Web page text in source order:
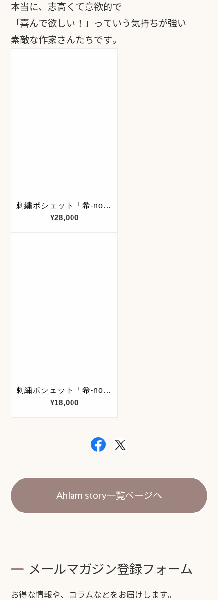
本当に、志高くて意欲的で
「喜んで欲しい！」っていう気持ちが強い
素敵な作家さんたちです。
Ahlam story一覧ページへ
メールマガジン登録フォーム
お得な情報や、コラムなどをお届けします。